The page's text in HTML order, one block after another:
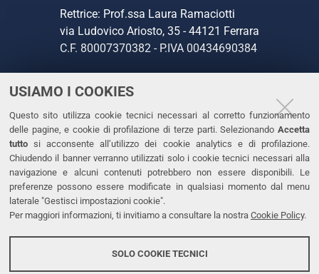
USIAMO I COOKIES
Questo sito utilizza cookie tecnici necessari al corretto funzionamento
delle pagine, e cookie di profilazione di terze parti. Selezionando Accetta
tutto si acconsente all’utilizzo dei cookie analytics e di profilazione.
Chiudendo il banner verranno utilizzati solo i cookie tecnici necessari alla
navigazione e alcuni contenuti potrebbero non essere disponibili. Le
preferenze possono essere modificate in qualsiasi momento dal menu
laterale "Gestisci impostazioni cookie".
Per maggiori informazioni, ti invitiamo a consultare la nostra Cookie Policy.
SOLO COOKIE TECNICI
Rettrice: Prof.ssa Laura Ramaciotti
via Ludovico Ariosto, 35 - 44121 Ferrara
C.F. 80007370382 - P.IVA 00434690384
CONTATTI
Tel. +39 0532 293111
Fax. +39 0532 293031
PEC
LINKS
Dichiarazione di accessibilità